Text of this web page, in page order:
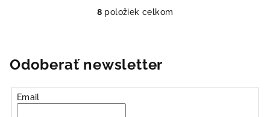
O
á
d
a
8 položiek celkom
Odoberať newsletter
Email